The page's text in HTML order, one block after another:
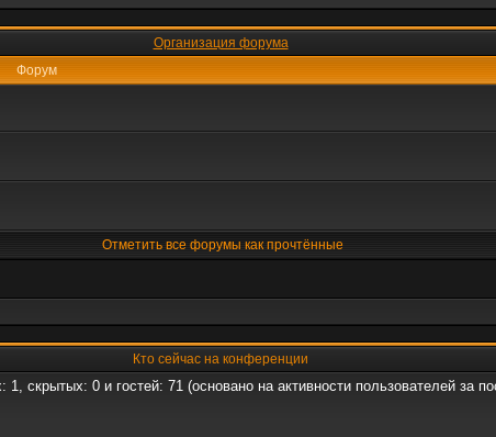
Организация форума
Форум
Отметить все форумы как прочтённые
Кто сейчас на конференции
1, скрытых: 0 и гостей: 71 (основано на активности пользователей за